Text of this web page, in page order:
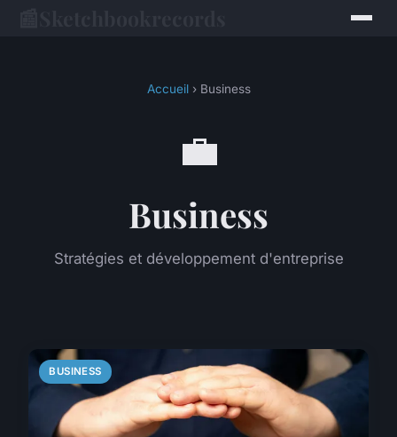
Accueil› Business
💼
Business
Stratégies et développement d'entreprise
BUSINESS